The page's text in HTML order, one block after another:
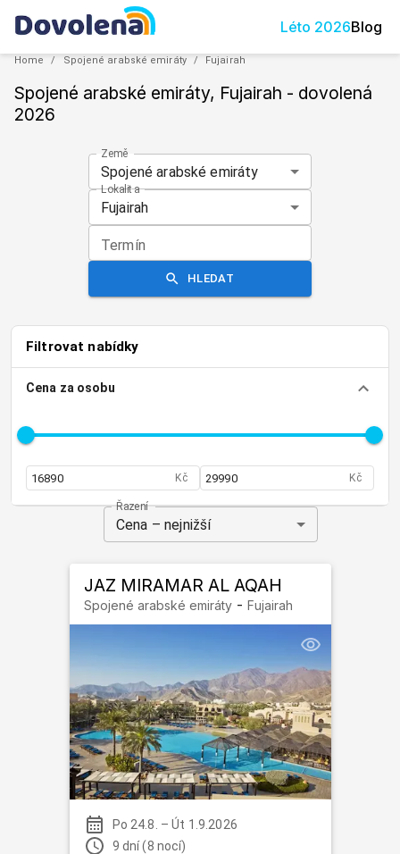
Léto 2026Blog
Home / Spojené arabské emiráty / Fujairah
Spojené arabské emiráty, Fujairah - dovolená
2026
Země
Spojené arabské emiráty
Lokalita
Fujairah
Termín
HLEDAT
Filtrovat nabídky
Cena za osobu
Kč Kč
Řazení
Cena – nejnižší
JAZ MIRAMAR AL AQAH
Spojené arabské emiráty- Fujairah
Po 24.8. –Út 1.9.2026
9 dní (8 nocí)